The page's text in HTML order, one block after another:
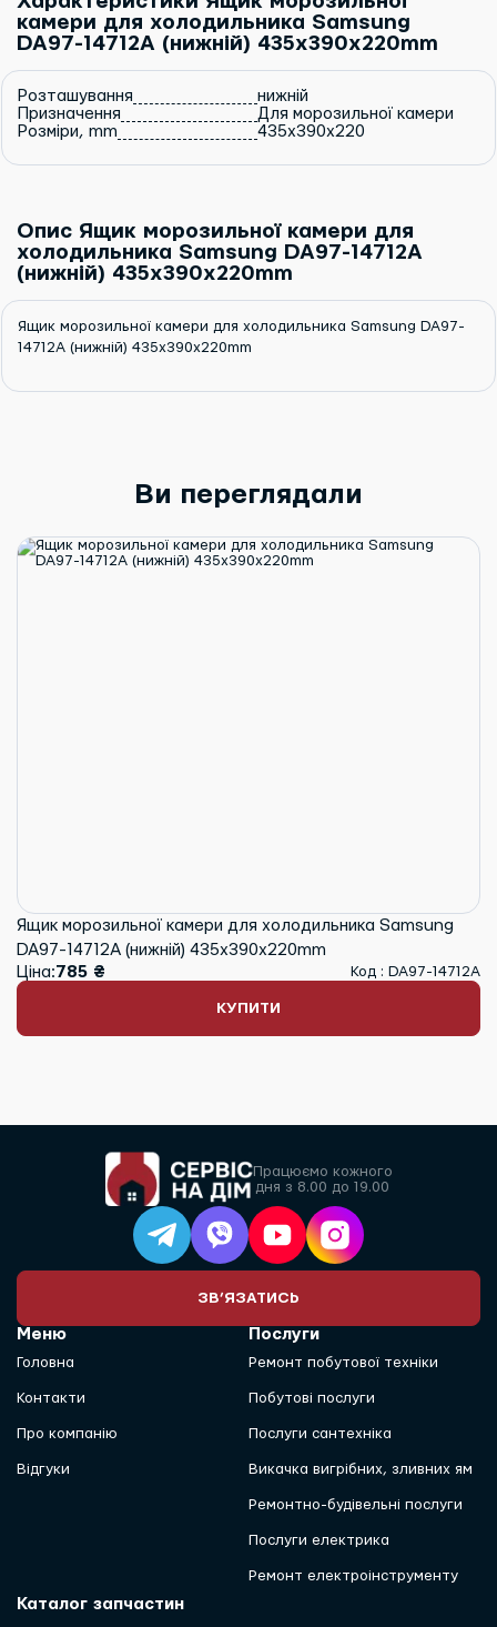
камери для холодильника Samsung
DA97-14712A (нижній) 435x390x220mm
Розташування
нижній
Призначення
Для морозильної камери
Розміри, mm
435x390x220
Опис Ящик морозильної камери для
холодильника Samsung DA97-14712A
(нижній) 435x390x220mm
Ящик морозильної камери для холодильника Samsung DA97-
14712A (нижній) 435x390x220mm
Ви переглядали
Ящик морозильної камери для холодильника Samsung
DA97-14712A (нижній) 435x390x220mm
Ціна:785 ₴ Код : DA97-14712A
КУПИТИ
Працюємо кожного
дня з 8.00 до 19.00
ЗВ’ЯЗАТИСЬ
Меню
Головна
Контакти
Про компанію
Відгуки
Послуги
Ремонт побутової техніки
Побутові послуги
Послуги сантехніка
Викачка вигрібних, зливних ям
Ремонтно-будівельні послуги
Послуги електрика
Ремонт електроінструменту
Каталог запчастин